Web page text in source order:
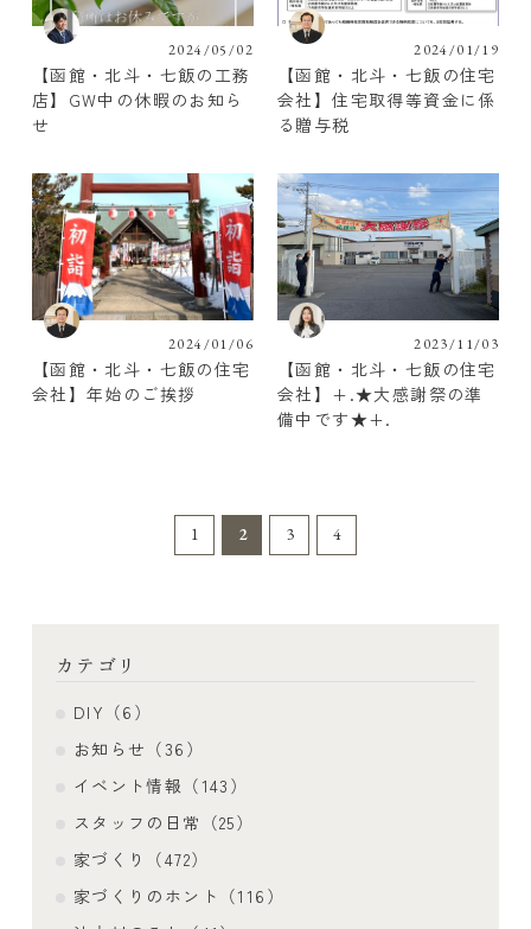
2024/05/02
【函館・北斗・七飯の工務
店】GW中の休暇のお知ら
せ
2024/01/19
【函館・北斗・七飯の住宅
会社】住宅取得等資金に係
る贈与税
2024/01/06
【函館・北斗・七飯の住宅
会社】年始のご挨拶
2023/11/03
【函館・北斗・七飯の住宅
会社】+.★大感謝祭の準
備中です★+.
1 2 3 4
カテゴリ
DIY（6）
お知らせ（36）
イベント情報（143）
スタッフの日常（25）
家づくり（472）
家づくりのホント（116）